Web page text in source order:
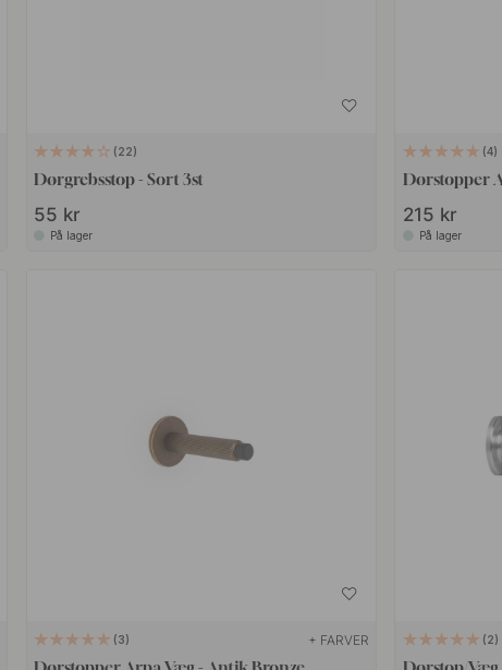
22
Dørgrebsstop - Sort 3st
55 kr
På lager
4
Dørstopper
215 kr
På lager
3 + FARVER 2